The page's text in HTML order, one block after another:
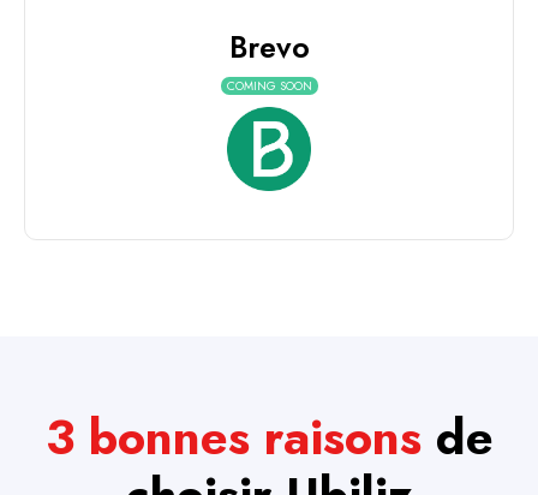
Brevo
COMING SOON
3 bonnes raisonsde